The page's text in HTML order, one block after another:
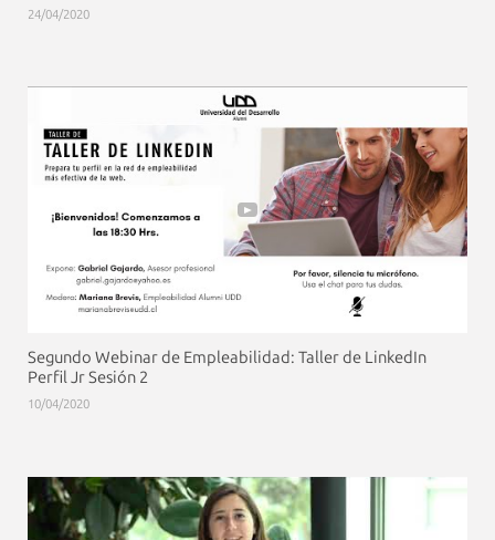
24/04/2020
Segundo Webinar de Empleabilidad: Taller de LinkedIn
Perfil Jr Sesión 2
10/04/2020